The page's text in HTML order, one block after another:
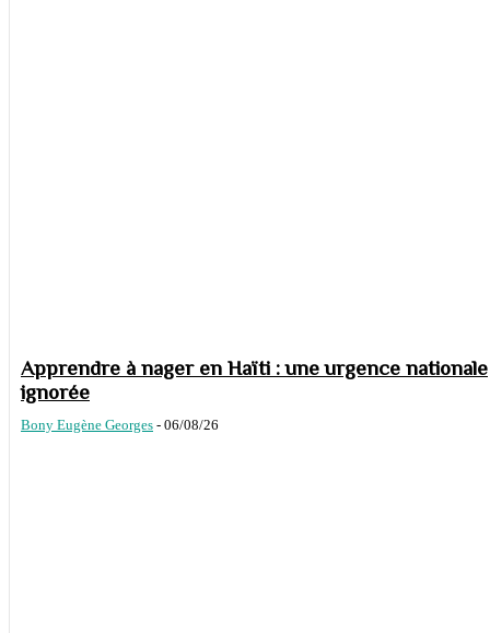
Apprendre à nager en Haïti : une urgence nationale
ignorée
Bony Eugène Georges - 06/08/26